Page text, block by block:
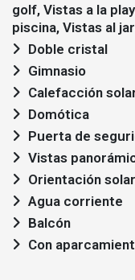
golf, Vistas a la
piscina, Vistas al
Doble cristal
Gimnasio
Calefacción
Domótica
Puerta de
Vistas
Orientación
Agua corriente
Balcón
Con